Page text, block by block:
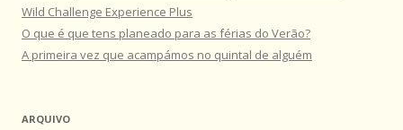
Wild Challenge Experience Plus
O que é que tens planeado para as férias do Verão?
A primeira vez que acampámos no quintal de alguém
ARQUIVO